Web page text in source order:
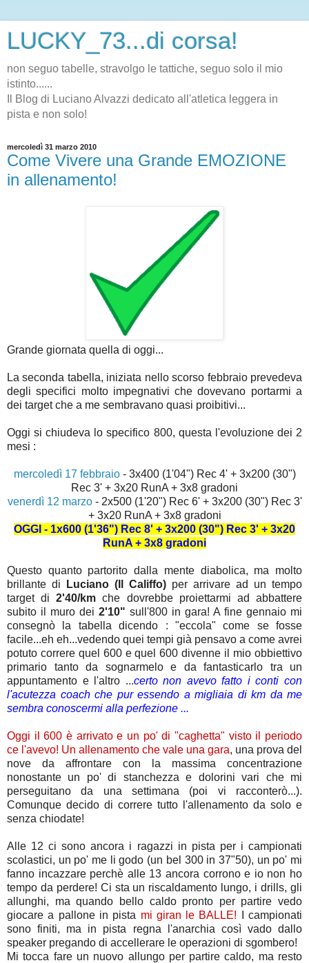
LUCKY_73...di corsa!
non seguo tabelle, stravolgo le tattiche, seguo solo il mio
istinto......
Il Blog di Luciano Alvazzi dedicato all'atletica leggera in
pista e non solo!
mercoledì 31 marzo 2010
Come Vivere una Grande EMOZIONE
in allenamento!
Grande giornata quella di oggi...
La seconda tabella, iniziata nello scorso febbraio prevedeva
degli specifici molto impegnativi che dovevano portarmi a
dei target che a me sembravano quasi proibitivi...
Oggi si chiudeva lo specifico 800, questa l'evoluzione dei 2
mesi :
mercoledì 17 febbraio- 3x400 (1'04") Rec 4' + 3x200 (30")
Rec 3' + 3x20 RunA + 3x8 gradoni
venerdì 12 marzo- 2x500 (1'20") Rec 6' + 3x200 (30") Rec 3'
+ 3x20 RunA + 3x8 gradoni
OGGI - 1x600 (1'36") Rec 8' + 3x200 (30") Rec 3' + 3x20
RunA + 3x8 gradoni
Questo quanto partorito dalla mente diabolica, ma molto
brillante di
Luciano (Il Califfo) per arrivare ad un tempo
target di2'40/km che dovrebbe proiettarmi ad abbattere
subito il muro dei 2'10" sull'800 in gara! A fine gennaio mi
consegnò la tabella dicendo : "eccola" come se fosse
facile...eh eh...vedendo quei tempi già pensavo a come avrei
potuto correre quel 600 e quel 600 divenne il mio obbiettivo
primario tanto da sognarmelo e da fantasticarlo tra un
appuntamento e l'altro ...certo non avevo fatto i conti con
l'acutezza coach che pur essendo a migliaia di km da me
sembra conoscermi alla perfezione ...
Oggi il 600 è arrivato e un po' di "caghetta" visto il periodo
ce l'avevo! Un allenamento che vale una gara, una prova del
nove da affrontare con la massima concentrazione
nonostante un po' di stanchezza e dolorini vari che mi
perseguitano da una settimana (poi vi racconterò...).
Comunque decido di correre tutto l'allenamento da solo e
senza chiodate!
Alle 12 ci sono ancora i ragazzi in pista per i campionati
scolastici, un po' me li godo (un bel 300 in 37"50), un po' mi
fanno incazzare perchè alle 13 ancora corrono e io non ho
tempo da perdere! Ci sta un riscaldamento lungo, i drills, gli
allunghi, ma quando bello caldo pronto per partire vedo
giocare a pallone in pista mi giran le BALLE! I campionati
sono finiti, ma in pista regna l'anarchia così vado dallo
speaker pregando di accellerare le operazioni di sgombero!
Mi tocca fare un nuovo allungo per partire caldo, ma resto